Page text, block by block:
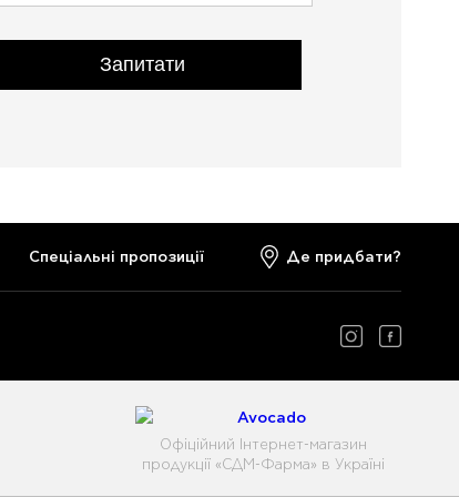
Запитати
Спеціальні пропозиції Де придбати?
Офіційний Інтернет-магазин
продукції «СДМ-Фарма» в Україні